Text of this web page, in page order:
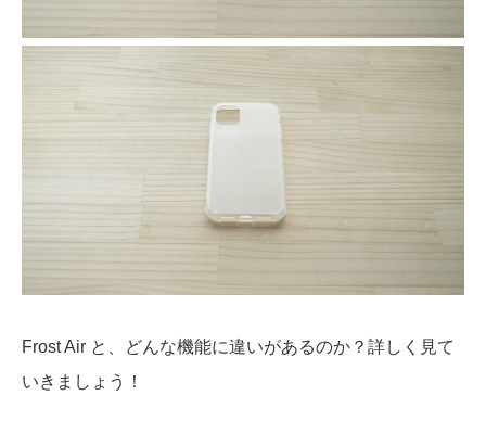
Frost Air と、どんな機能に違いがあるのか？詳しく見て
いきましょう！